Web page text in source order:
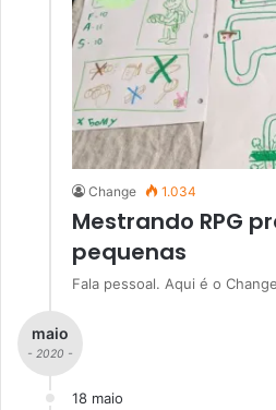
Change 1.034
Mestrando RPG
pequenas
Fala pessoal. Aqui é o
maio
- 2020 -
18 maio